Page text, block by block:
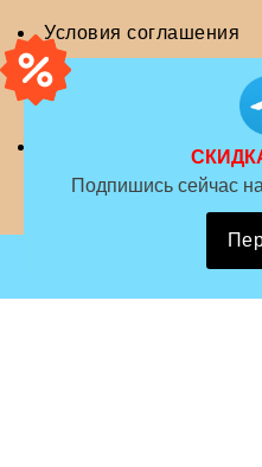
Условия соглашения
Политика безопасности
Copyright ©
Подпишись сейчас